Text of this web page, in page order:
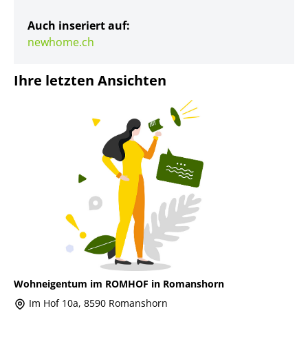
Auch inseriert auf:
newhome.ch
Ihre letzten Ansichten
Wohneigentum im ROMHOF in Romanshorn
Im Hof 10a, 8590 Romanshorn